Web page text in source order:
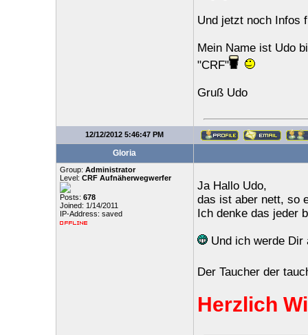
Und jetzt noch Infos
Mein Name ist Udo
"CRF"
Gruß Udo
12/12/2012 5:46:47 PM
Gloria
Group: Administrator
Level: CRF Aufnäherwegwerfer
Posts: 678
Joined: 1/14/2011
IP-Address: saved
Ja Hallo Udo,
das ist aber nett, so
Ich denke das jeder
Und ich werde Dir
Der Taucher der
Herzlich